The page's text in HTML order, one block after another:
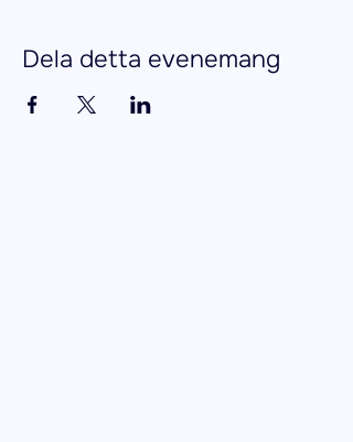
Dela detta evenemang